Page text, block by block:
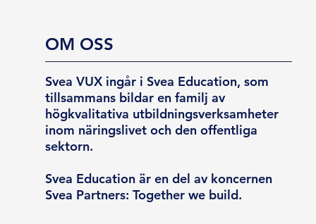
OM OSS
Svea VUX ingår i Svea Education, som
tillsammans bildar en familj av
högkvalitativa utbildningsverksamheter
inom näringslivet och den offentliga
sektorn.
Svea Education är en del av koncernen
Svea Partners: Together we build.